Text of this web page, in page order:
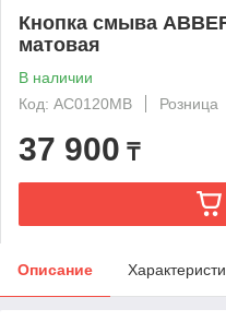
Кнопка смыва
матовая
В наличии
Код: AC0120MB
Розница
37 900 ₸
Описание